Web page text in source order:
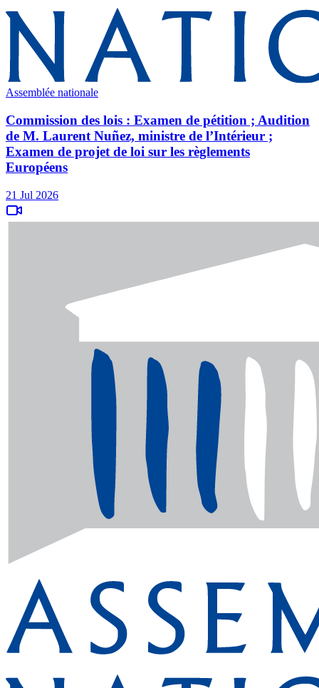
Assemblée nationale
Commission des lois : Examen de pétition ; Audition
de M. Laurent Nuñez, ministre de l’Intérieur ;
Examen de projet de loi sur les règlements
Européens
21 Jul 2026